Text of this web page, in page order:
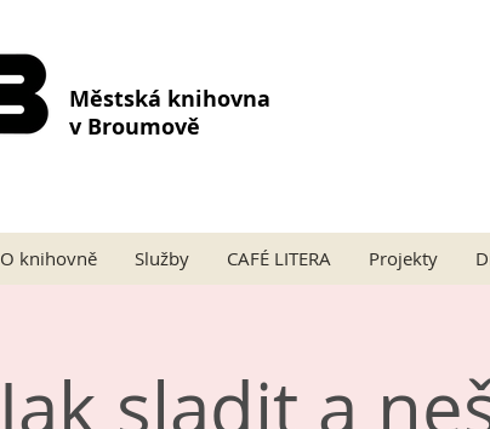
Městská knihovna
v Broumově
O knihovně Služby CAFÉ LITERA Projekty
Jak sladit a